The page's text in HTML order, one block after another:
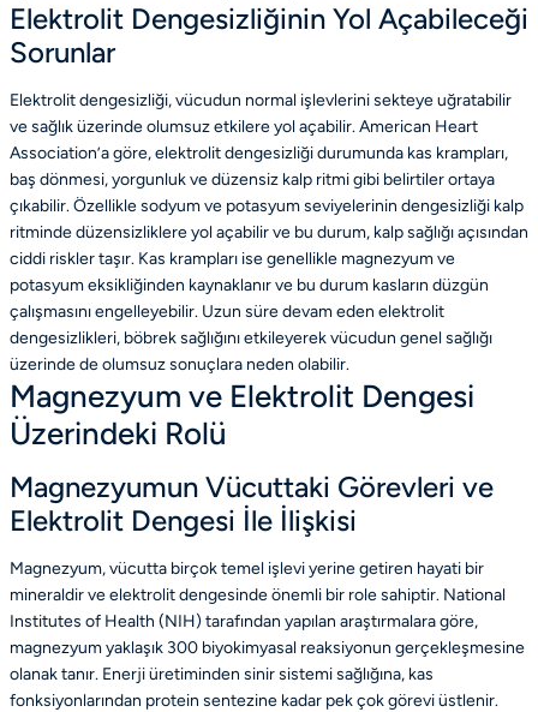
Elektrolit Dengesizliğinin Yol Açabileceği
Sorunlar
Elektrolit dengesizliği, vücudun normal işlevlerini sekteye uğratabilir
ve sağlık üzerinde olumsuz etkilere yol açabilir. American Heart
Association’a göre, elektrolit dengesizliği durumunda kas krampları,
baş dönmesi, yorgunluk ve düzensiz kalp ritmi gibi belirtiler ortaya
çıkabilir. Özellikle sodyum ve potasyum seviyelerinin dengesizliği kalp
ritminde düzensizliklere yol açabilir ve bu durum, kalp sağlığı açısından
ciddi riskler taşır. Kas krampları ise genellikle magnezyum ve
potasyum eksikliğinden kaynaklanır ve bu durum kasların düzgün
çalışmasını engelleyebilir. Uzun süre devam eden elektrolit
dengesizlikleri, böbrek sağlığını etkileyerek vücudun genel sağlığı
üzerinde de olumsuz sonuçlara neden olabilir.
Magnezyum ve Elektrolit Dengesi
Üzerindeki Rolü
Magnezyumun Vücuttaki Görevleri ve
Elektrolit Dengesi İle İlişkisi
Magnezyum, vücutta birçok temel işlevi yerine getiren hayati bir
mineraldir ve elektrolit dengesinde önemli bir role sahiptir. National
Institutes of Health (NIH) tarafından yapılan araştırmalara göre,
magnezyum yaklaşık 300 biyokimyasal reaksiyonun gerçekleşmesine
olanak tanır. Enerji üretiminden sinir sistemi sağlığına, kas
fonksiyonlarından protein sentezine kadar pek çok görevi üstlenir.